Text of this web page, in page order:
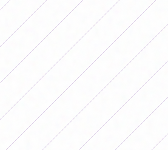
2026. Las dos zonas
y las punteras
la pelea por el
se jugó la fecha 7 delTorneo de
2026
y en FutFemGol te